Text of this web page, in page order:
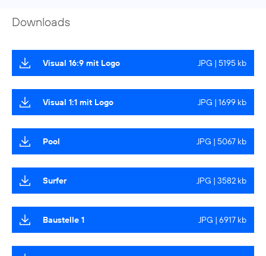
Downloads
Visual 16:9 mit Logo JPG | 5195 kb
Visual 1:1 mit Logo JPG | 1699 kb
Pool JPG | 5067 kb
Surfer JPG | 3582 kb
Baustelle 1 JPG | 6917 kb